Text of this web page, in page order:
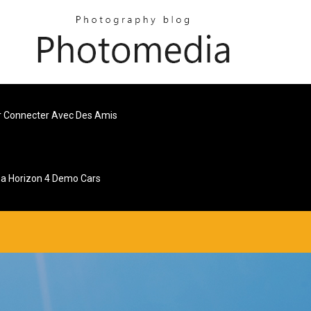
Avec Des Amis
Horizon 4 Demo Cars